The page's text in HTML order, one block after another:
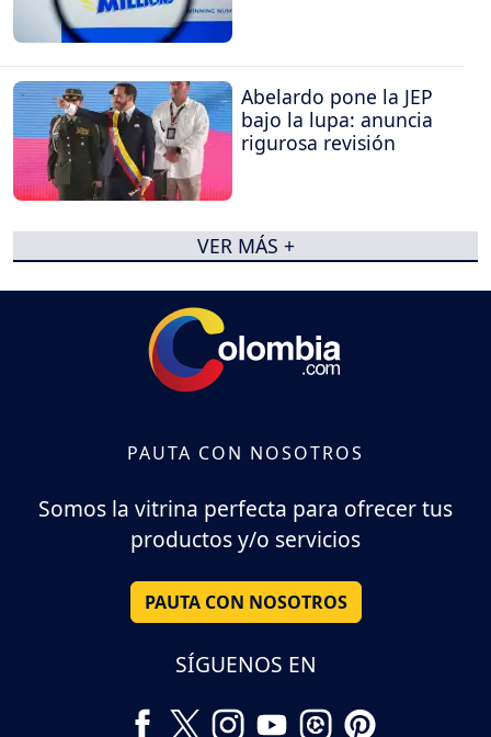
Abelardo pone la JEP
bajo la lupa: anuncia
rigurosa revisión
VER MÁS +
PAUTA CON NOSOTROS
Somos la vitrina perfecta para ofrecer tus
productos y/o servicios
PAUTA CON NOSOTROS
SÍGUENOS EN